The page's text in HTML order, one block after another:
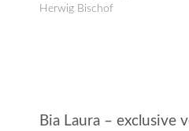
Herwig Bischof
Bia Laura – exclusive